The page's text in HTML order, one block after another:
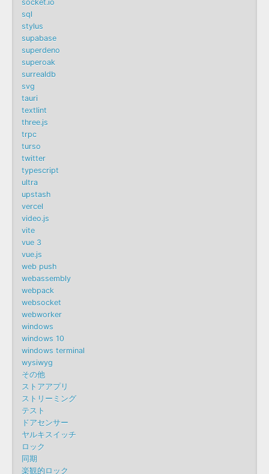
socket.io
sql
stylus
supabase
superdeno
superoak
surrealdb
svg
tauri
textlint
three.js
trpc
turso
twitter
typescript
ultra
upstash
vercel
video.js
vite
vue 3
vue.js
web push
webassembly
webpack
websocket
webworker
windows
windows 10
windows terminal
wysiwyg
その他
ストアアプリ
ストリーミング
テスト
ドアセンサー
ヤルキスイッチ
ロック
同期
楽観的ロック